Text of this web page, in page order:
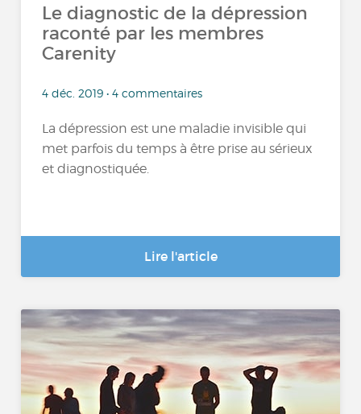
Le diagnostic de la dépression
raconté par les membres
Carenity
4 déc. 2019 • 4 commentaires
La dépression est une maladie invisible qui
met parfois du temps à être prise au sérieux
et diagnostiquée.
Lire l'article